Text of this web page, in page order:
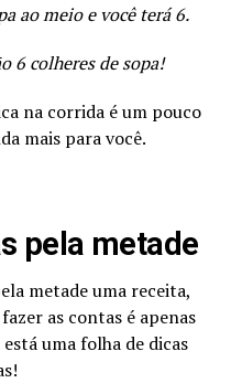
ao meio e você terá 6.
6 colheres de sopa!
na corrida é um pouco
mais para você.
pela metade
metade uma receita,
as contas é apenas
uma folha de dicas